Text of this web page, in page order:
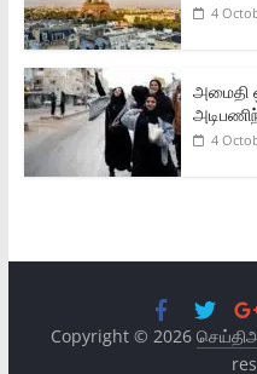
4
அமைதி
4
Copyright © 2026